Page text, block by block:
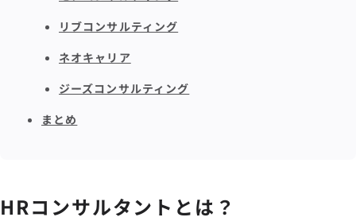
リブコンサルティング
ネオキャリア
ジーズコンサルティング
まとめ
HRコンサルタントとは？